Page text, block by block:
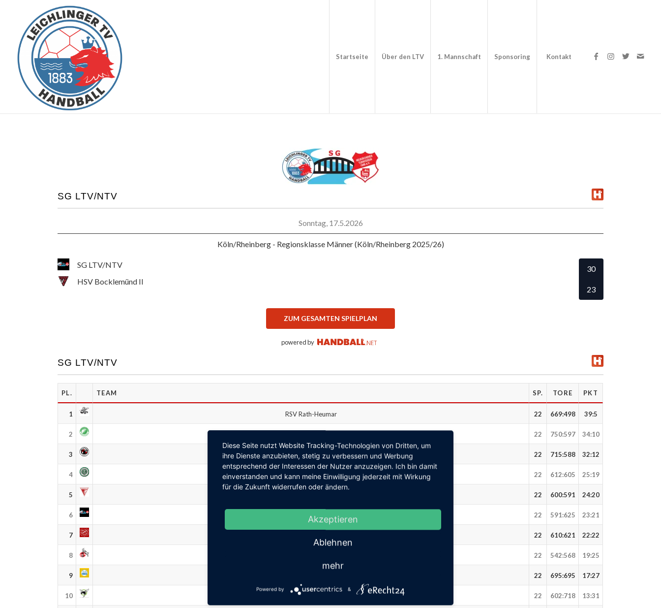
Startseite Über den LTV 1. Mannschaft Sponsoring Kontakt
SG LTV/NTV
Sonntag, 17.5.2026
Köln/Rheinberg - Regionsklasse Männer (Köln/Rheinberg 2025/26)
SG LTV/NTV
HSV Bocklemünd II
30
23
ZUM GESAMTEN SPIELPLAN
powered by
SG LTV/NTV
PL. TEAM SP. TORE PKT
1 RSV Rath-Heumar 22 669:498 39:5
2 22 750:597 34:10
3 SpVgg Lülsdorf-Ranzel 22 715:588 32:12
4 Polizei SV Köln IV 22 612:605 25:19
5 22 600:591 24:20
6 SG LTV/NTV 22 591:625 23:21
7 22 610:621 22:22
8 22 542:568 19:25
9 22 695:695 17:27
10 Pulheimer SC III 22 602:718 13:31
Diese Seite nutzt Website Tracking-Technologien von Dritten, um
ihre Dienste anzubieten, stetig zu verbessern und Werbung
entsprechend der Interessen der Nutzer anzuzeigen. Ich bin damit
einverstanden und kann meine Einwilligung jederzeit mit Wirkung
für die Zukunft widerrufen oder ändern.
Akzeptieren
Ablehnen
mehr
Powered by &